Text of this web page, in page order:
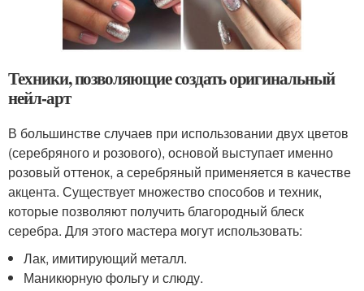
Техники, позволяющие создать оригинальный
нейл-арт
В большинстве случаев при использовании двух цветов
(серебряного и розового), основой выступает именно
розовый оттенок, а серебряный применяется в качестве
акцента. Существует множество способов и техник,
которые позволяют получить благородный блеск
серебра. Для этого мастера могут использовать:
Лак, имитирующий металл.
Маникюрную фольгу и слюду.